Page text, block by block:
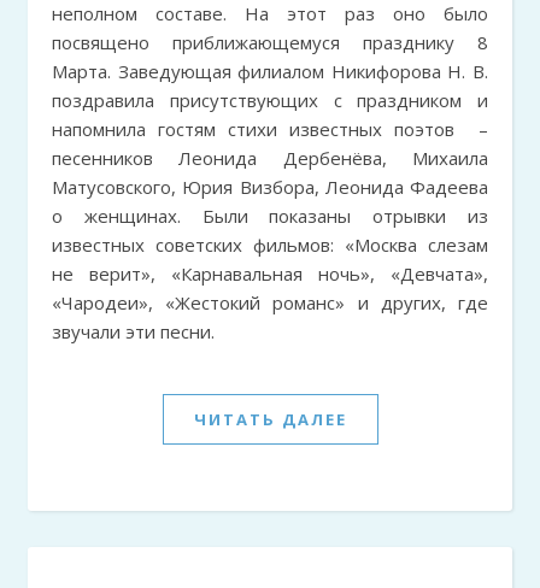
неполном составе. На этот раз оно было
посвящено приближающемуся празднику 8
Марта. Заведующая филиалом Никифорова Н. В.
поздравила присутствующих с праздником и
напомнила гостям стихи известных поэтов –
песенников Леонида Дербенёва, Михаила
Матусовского, Юрия Визбора, Леонида Фадеева
о женщинах. Были показаны отрывки из
известных советских фильмов: «Москва слезам
не верит», «Карнавальная ночь», «Девчата»,
«Чародеи», «Жестокий романс» и других, где
звучали эти песни.
ЧИТАТЬ ДАЛЕЕ